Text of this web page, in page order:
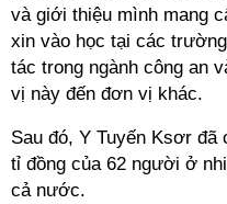
và giới thiệu mình mang
xin vào học tại các
tác trong ngành công an
vị này đến đơn vị khác.
Sau đó, Y Tuyến Ksơr đã
tỉ đồng của 62 người ở
cả nước.